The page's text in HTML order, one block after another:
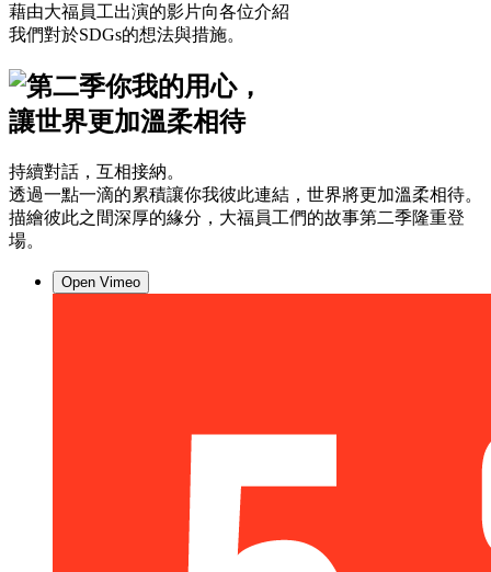
藉由大福員工出演的影片向各位介紹
我們對於SDGs的想法與措施。
你我的用心，
讓世界更加溫柔相待
持續對話，互相接納。
透過一點一滴的累積讓你我彼此連結，世界將更加溫柔相待。
描繪彼此之間深厚的緣分，大福員工們的故事第二季隆重登
場。
Open Vimeo